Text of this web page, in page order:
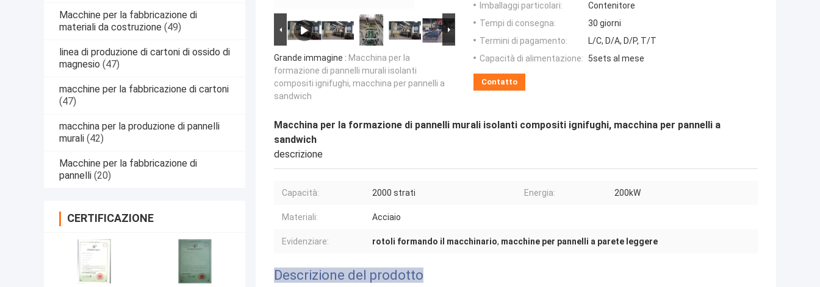
Macchine per la fabbricazione di
materiali da costruzione (49)
linea di produzione di cartoni di ossido di
magnesio (47)
macchine per la fabbricazione di cartoni
(47)
macchina per la produzione di pannelli
murali (42)
Macchine per la fabbricazione di
pannelli (20)
CERTIFICAZIONE
Grande immagine : Macchina per la
formazione di pannelli murali isolanti
compositi ignifughi, macchina per pannelli a
sandwich
Imballaggi particolari:
Contenitore
Tempi di consegna:
30 giorni
Termini di pagamento:
L/C, D/A, D/P, T/T
Capacità di alimentazione:
5sets al mese
Contatto
Macchina per la formazione di pannelli murali isolanti compositi ignifughi, macchina per pannelli a
sandwich
descrizione
Capacità: 2000 strati Energia: 200kW
Materiali: Acciaio
Evidenziare: rotoli formando il macchinario, macchine per pannelli a parete leggere
Descrizione del prodotto